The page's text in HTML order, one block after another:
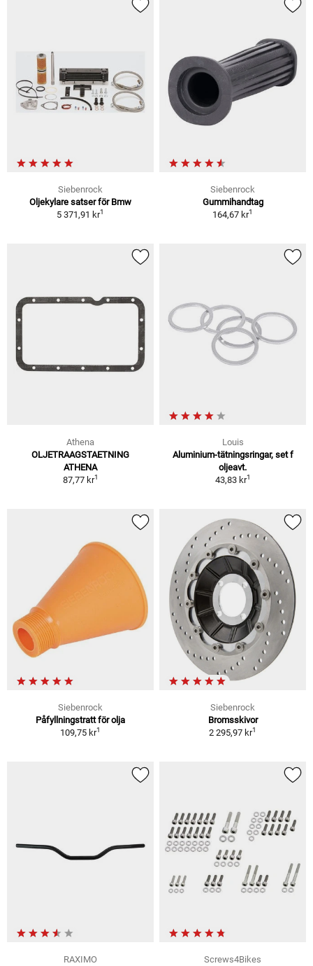
Siebenrock
Oljekylare satser för Bmw
5 371,91 kr1
Siebenrock
Gummihandtag
164,67 kr1
Athena
OLJETRAAGSTAETNING
ATHENA
87,77 kr1
Louis
Aluminium-tätningsringar, set f
oljeavt.
43,83 kr1
Siebenrock
Påfyllningstratt för olja
109,75 kr1
Siebenrock
Bromsskivor
2 295,97 kr1
RAXIMO
Screws4Bikes